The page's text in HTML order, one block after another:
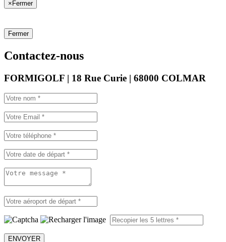
×Fermer
Fermer
Contactez-nous
FORMIGOLF | 18 Rue Curie | 68000 COLMAR
ENVOYER